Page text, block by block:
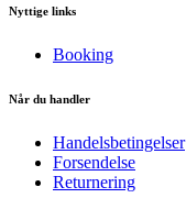
Nyttige links
Booking
Når du handler
Handelsbetingelser
Forsendelse
Returnering